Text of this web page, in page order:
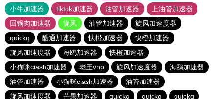
小牛加速器
tiktok加速器 油管加速器
上油管加速器
回锅肉加速器
旋风 油管加速器
旋风加速度器
quickq
酷通加速器 快橙加速器
快橙加速器
旋风加速度器
海鸥加速器
快橙加速器
小猫咪ciash加速器
老王vnp 旋风加速度器
海鸥加速器
油管加速器
小猫咪ciash加速器
油管加速器
旋风加速度器
芒果加速器 quickq quickq quickq